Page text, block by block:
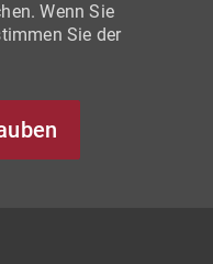
Wenn Sie
Sie der